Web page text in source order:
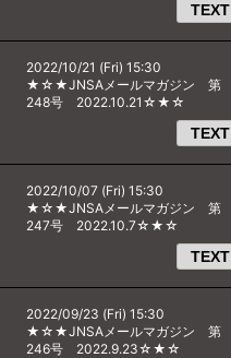
TEXT
2022/10/21 (Fri) 15:30
★☆★JNSAメールマガジン 第
248号 2022.10.21☆★☆
TEXT
2022/10/07 (Fri) 15:30
★☆★JNSAメールマガジン 第
247号 2022.10.7☆★☆
TEXT
2022/09/23 (Fri) 15:30
★☆★JNSAメールマガジン 第
246号 2022.9.23☆★☆